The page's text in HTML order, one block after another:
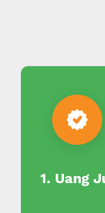
1. Uang